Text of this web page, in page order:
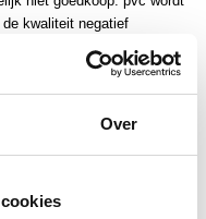
Over
kwaliteit negatief
beschermlaag. Deze
Onze fabrikanten werken
zwaar particulier gebruik.